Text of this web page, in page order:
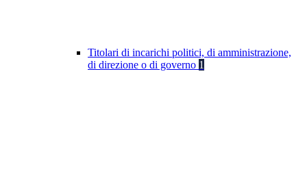
Titolari di incarichi politici, di amministrazione,
di direzione o di governo 1